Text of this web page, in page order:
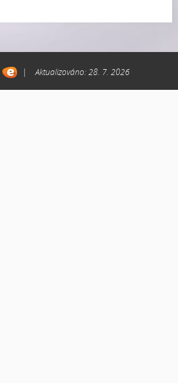
| Aktualizováno: 28. 7. 2026